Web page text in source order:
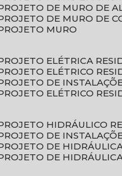
PROJETO DE MURO DE
PROJETO DE MURO DE
PROJETO MURO
PROJETO ELÉTRICA
PROJETO ELÉTRICO
PROJETO DE
PROJETO ELÉTRICO
PROJETO HIDRÁULICO
PROJETO DE
PROJETO DE
PROJETO DE